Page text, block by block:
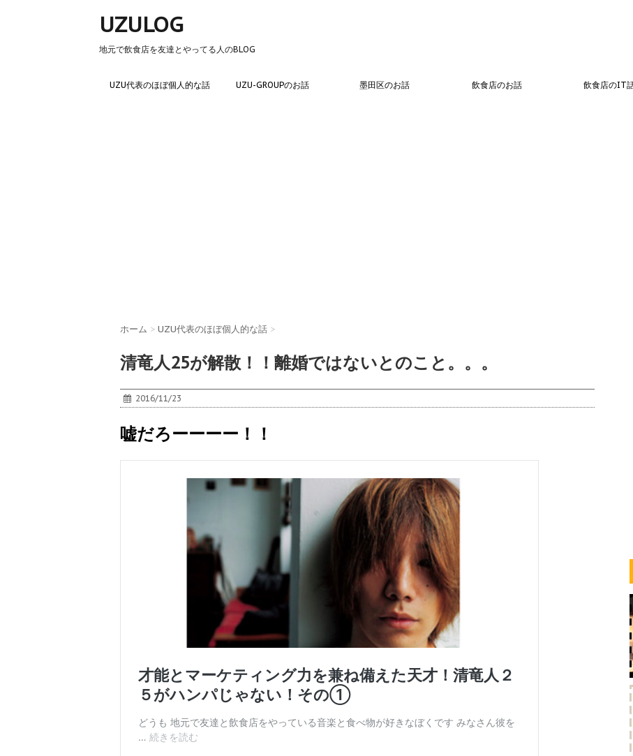
UZULOG
地元で飲食店を友達とやってる人のBLOG
UZU代表のほぼ個人的な話 UZU-GROUPのお話 墨田区のお話 飲食店のお話 飲食店のIT
ホーム > UZU代表のほぼ個人的な話 >
清竜人25が解散！！離婚ではないとのこと。。。
2016/11/23
嘘だろーーーー！！